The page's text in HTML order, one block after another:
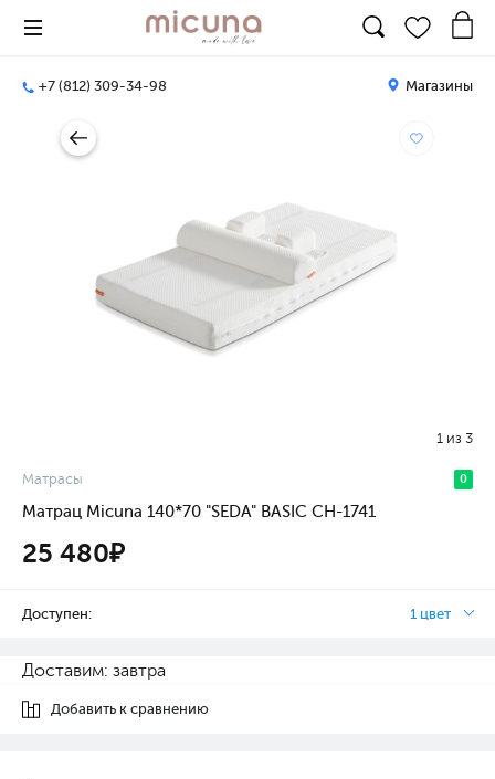
+7 (812) 309-34-98 Магазины
1 из 3
Матрасы 0
Матрац Micuna 140*70 "SEDA" BASIC CH-1741
25 480₽
Доступен: 1 цвет
Доставим: завтра
Добавить к сравнению